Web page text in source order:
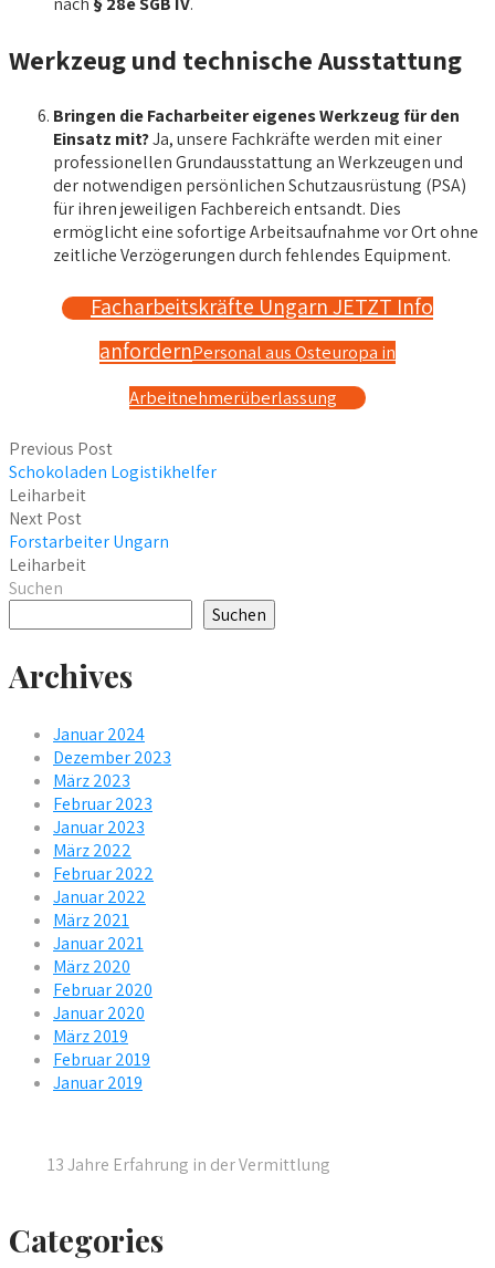
Werkzeug und technische Ausstattung
Bringen die Facharbeiter eigenes Werkzeug für den
Einsatz mit?Ja, unsere Fachkräfte werden mit einer
professionellen Grundausstattung an Werkzeugen und
der notwendigen persönlichen Schutzausrüstung (PSA)
für ihren jeweiligen Fachbereich entsandt. Dies
ermöglicht eine sofortige Arbeitsaufnahme vor Ort ohne
zeitliche Verzögerungen durch fehlendes Equipment.
Facharbeitskräfte Ungarn JETZT Info
anfordernPersonal aus Osteuropa in
Arbeitnehmerüberlassung
Previous Post
Schokoladen Logistikhelfer
Leiharbeit
Next Post
Forstarbeiter Ungarn
Leiharbeit
Suchen
Suchen
Archives
Januar 2024
Dezember 2023
März 2023
Februar 2023
Januar 2023
März 2022
Februar 2022
Januar 2022
März 2021
Januar 2021
März 2020
Februar 2020
Januar 2020
März 2019
Februar 2019
Januar 2019
13 Jahre Erfahrung in der Vermittlung
Categories